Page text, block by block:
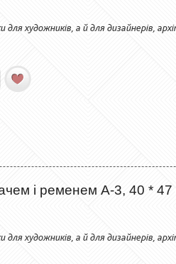
художників, а й для дизайнерів,
і ременем А-3, 40 * 47
художників, а й для дизайнерів,